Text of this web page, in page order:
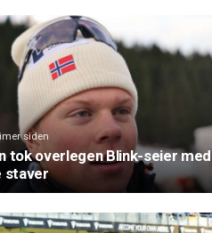
siden
tok overlegen Blink-seier med
staver